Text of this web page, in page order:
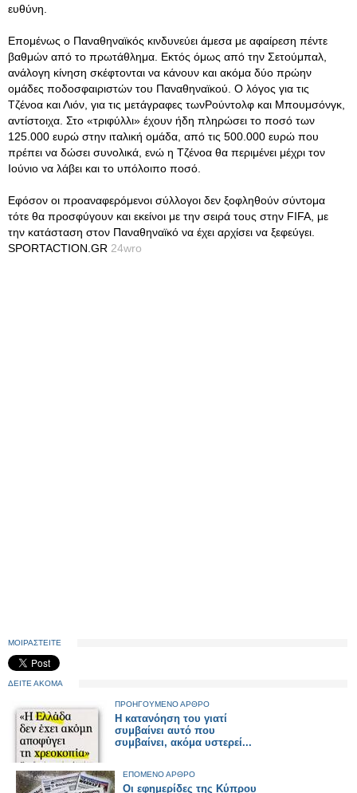
ευθύνη.
Επομένως ο Παναθηναϊκός κινδυνεύει άμεσα με αφαίρεση πέντε
βαθμών από το πρωτάθλημα. Εκτός όμως από την Σετούμπαλ,
ανάλογη κίνηση σκέφτονται να κάνουν και ακόμα δύο πρώην
ομάδες ποδοσφαιριστών του Παναθηναϊκού. Ο λόγος για τις
Τζένοα και Λιόν, για τις μετάγραφες τωνΡούντολφ και Μπουμσόνγκ,
αντίστοιχα. Στο «τριφύλλι» έχουν ήδη πληρώσει το ποσό των
125.000 ευρώ στην ιταλική ομάδα, από τις 500.000 ευρώ που
πρέπει να δώσει συνολικά, ενώ η Τζένοα θα περιμένει μέχρι τον
Ιούνιο να λάβει και το υπόλοιπο ποσό.
Εφόσον οι προαναφερόμενοι σύλλογοι δεν ξοφληθούν σύντομα
τότε θα προσφύγουν και εκείνοι με την σειρά τους στην FIFA, με
την κατάσταση στον Παναθηναϊκό να έχει αρχίσει να ξεφεύγει.
SPORTACTION.GR 24wro
ΜΟΙΡΑΣΤΕΙΤΕ
ΔΕΙΤΕ ΑΚΟΜΑ
ΠΡΟΗΓΟΥΜΕΝΟ ΑΡΘΡΟ
Η κατανόηση του γιατί
συμβαίνει αυτό που
συμβαίνει, ακόμα υστερεί...
ΕΠΟΜΕΝΟ ΑΡΘΡΟ
Οι εφημερίδες της Κύπρου